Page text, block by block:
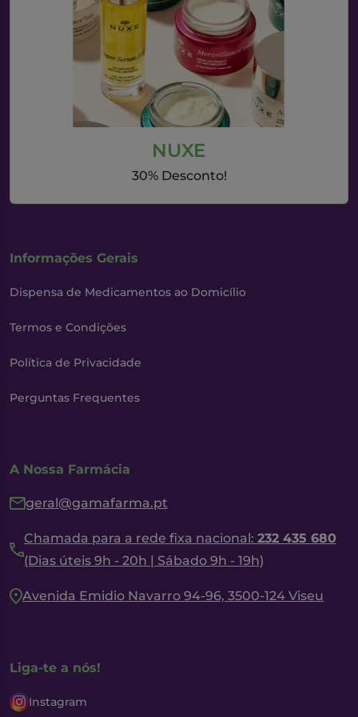
NUXE
30% Desconto!
Informações Gerais
Dispensa de Medicamentos ao Domicílio
Termos e Condições
Política de Privacidade
Perguntas Frequentes
A Nossa Farmácia
geral@gamafarma.pt
Chamada para a rede fixa nacional: 232 435 680
(Dias úteis 9h - 20h | Sábado 9h - 19h)
Avenida Emidio Navarro 94-96, 3500-124 Viseu
Liga-te a nós!
Instagram